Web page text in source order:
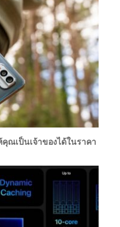
ณเป็นเจ้าของได้ในราคา